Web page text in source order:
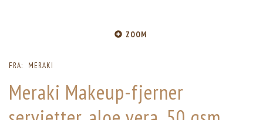
ZOOM
FRA: MERAKI
Meraki Makeup-fjerner